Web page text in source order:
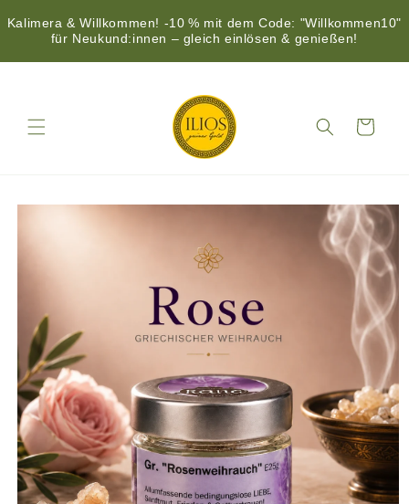
Kalimera & Willkommen! -10 % mit dem Code: "Willkommen10"
für Neukund:innen – gleich einlösen & genießen!
Inhalt
Warenkorb